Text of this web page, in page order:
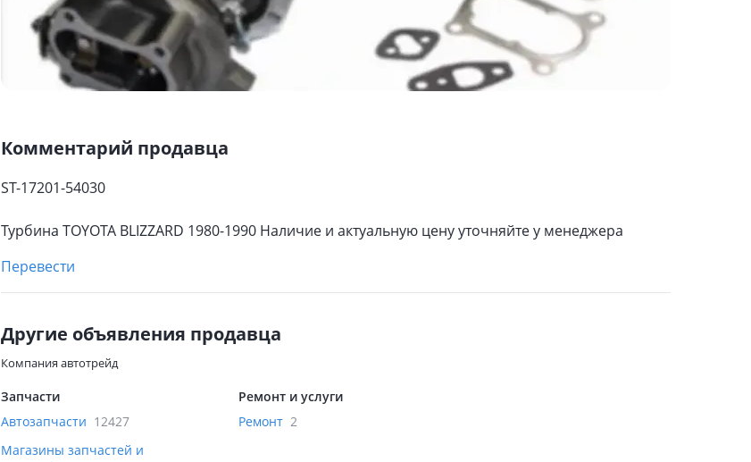
Комментарий продавца
ST-17201-54030
Турбина TOYOTA BLIZZARD 1980-1990 Наличие и актуальную цену уточняйте у менеджера
Перевести
Другие объявления продавца
Компания автотрейд
Запчасти
Автозапчасти 12427
Магазины запчастей и
Ремонт и услуги
Ремонт 2